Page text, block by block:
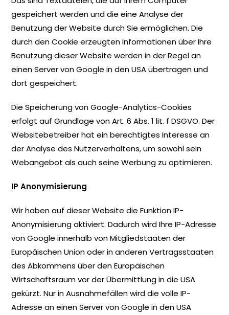
gespeichert werden und die eine Analyse der
Benutzung der Website durch Sie ermöglichen. Die
durch den Cookie erzeugten Informationen über Ihre
Benutzung dieser Website werden in der Regel an
einen Server von Google in den USA übertragen und
dort gespeichert.
Die Speicherung von Google-Analytics-Cookies
erfolgt auf Grundlage von Art. 6 Abs. 1 lit. f DSGVO. Der
Websitebetreiber hat ein berechtigtes Interesse an
der Analyse des Nutzerverhaltens, um sowohl sein
Webangebot als auch seine Werbung zu optimieren.
IP Anonymisierung
Wir haben auf dieser Website die Funktion IP-
Anonymisierung aktiviert. Dadurch wird Ihre IP-Adresse
von Google innerhalb von Mitgliedstaaten der
Europäischen Union oder in anderen Vertragsstaaten
des Abkommens über den Europäischen
Wirtschaftsraum vor der Übermittlung in die USA
gekürzt. Nur in Ausnahmefällen wird die volle IP-
Adresse an einen Server von Google in den USA